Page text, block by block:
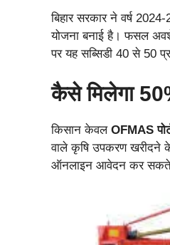
बिहार सरकार ने वर्ष
योजना बनाई है। फसल
पर यह सब्सिडी 40 से 50
कैसे मिलेगा
किसान केवलOFMAS
वाले कृषि उपकरण खरीदने
ऑनलाइन आवेदन कर